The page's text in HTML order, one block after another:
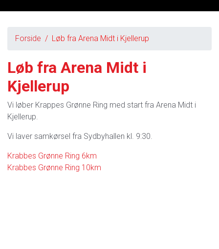
Forside Løb fra Arena Midt i Kjellerup
Løb fra Arena Midt i
Kjellerup
Vi løber Krappes Grønne Ring med start fra Arena Midt i
Kjellerup.
Vi laver samkørsel fra Sydbyhallen kl. 9:30.
Krabbes Grønne Ring 6km
Krabbes Grønne Ring 10km